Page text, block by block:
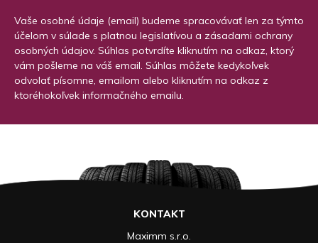
Vaše osobné údaje (email) budeme spracovávať len za týmto
účelom v súlade s platnou legislatívou a zásadami ochrany
osobných údajov. Súhlas potvrdíte kliknutím na odkaz, ktorý
vám pošleme na váš email. Súhlas môžete kedykoľvek
odvolať písomne, emailom alebo kliknutím na odkaz z
ktoréhokoľvek informačného emailu.
KONTAKT
Maximm s.r.o.